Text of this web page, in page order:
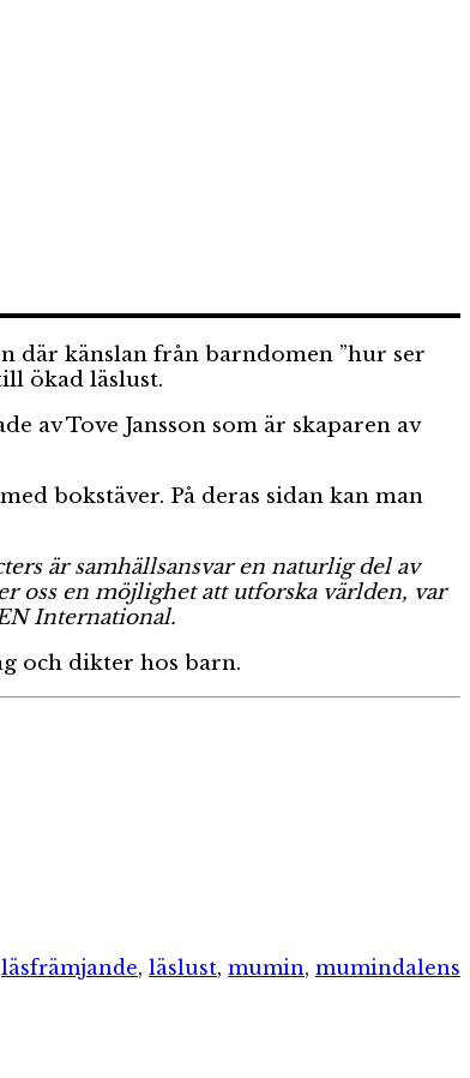
där känslan från barndomen ”hur ser
ökad läslust.
Tove Jansson som är skaparen av
bokstäver. På deras sidan kan man
är samhällsansvar en naturlig del av
oss en möjlighet att utforska världen, var
International.
och dikter hos barn.
läsfrämjande, läslust, mumin, mumindalens